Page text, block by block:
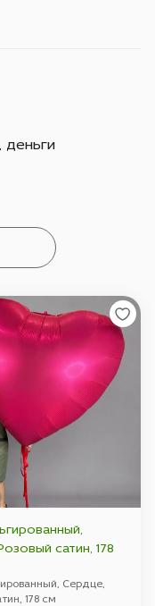
деньги
сатин, 178
Сердце,
178 см